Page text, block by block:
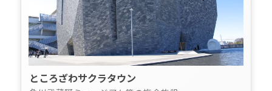
ところざわサクラタウン